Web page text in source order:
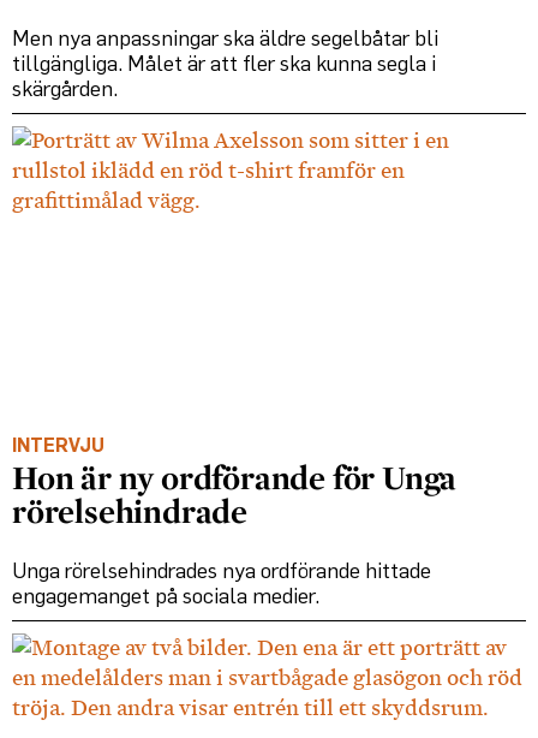
Men nya anpassningar ska äldre segelbåtar bli
tillgängliga. Målet är att fler ska kunna segla i
skärgården.
INTERVJU
Hon är ny ordförande för Unga
rörelsehindrade
Unga rörelsehindrades nya ordförande hittade
engagemanget på sociala medier.